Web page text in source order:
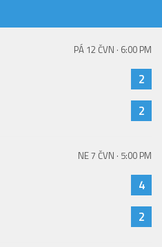
PÁ 12 ČVN · 6:00 PM
2
2
NE 7 ČVN · 5:00 PM
4
2